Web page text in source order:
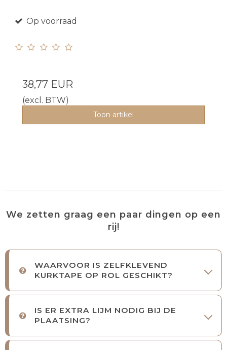
Op voorraad
38,77 EUR
(excl. BTW)
Toon artikel
We zetten graag een paar dingen op een
rij!
WAARVOOR IS ZELFKLEVEND
KURKTAPE OP ROL GESCHIKT?
IS ER EXTRA LIJM NODIG BIJ DE
PLAATSING?